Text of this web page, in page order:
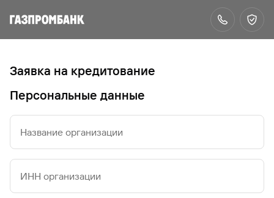
Заявка на кредитование
Персональные данные
Название организации
ИНН организации